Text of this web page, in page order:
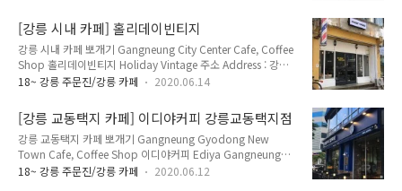
123 영업 시간 Opening Hours : 매일 Everyday
11:00~20:00 매주 화요일, 수요일 휴무 Closed Every
Tuesday, Wednesday 메뉴 및 가격 Menu with Prices : 아메
리카노 Americano 4,000원 카페라떼 Cafe Latte 5,000원 강
릉역 근처에 있는 세련된 분위기의 카페. 3층 건물 전체가 카페
[강릉 시내 카페] 홀리데이빈티지
강릉 시내 카페 뽀개기 Gangneung City Center Cafe, Coffee
Shop 홀리데이빈티지 Holiday Vintage 주소 Address : 강원
도 강릉시 옥천로 48 (옥천동 223) 48, Okcheon-ro,
9055 영업 시간 Opening Hours : 평일 Weekday
12:00~20:00 주말 Weekend 12:00~21:00 메뉴 및 가격
Menu with Prices : 아메리카노 Americano 3,500원 카페라떼
Cafe Latte 4,000원 바닐라라떼 Vanilla Latte 4,000원 강릉
도심 동부시장에 있는 카페. 동부시장 건물은 지어진지 꽤 오래
18~ 강릉 주문진/강릉 카페 2020.06.14
[강릉 교동택지 카페] 이디야커피 강릉교동택지점
강릉 교동택지 카페 뽀개기 Gangneung Gyodong New
Town Cafe, Coffee Shop 이디야커피 Ediya Gangneung
Gyodong Taekji New Town Branch 주소 Address : 강원도
18~ 강릉 주문진/강릉 카페 2020.06.12